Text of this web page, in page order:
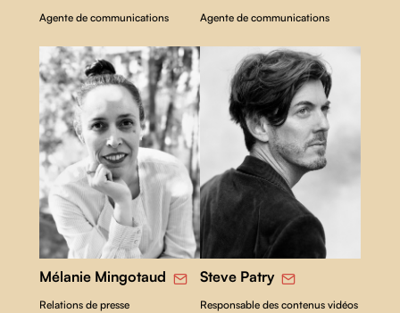
Agente de communications Agente de communications
Mélanie Mingotaud
Relations de presse
Steve Patry
Responsable des contenus vidéos